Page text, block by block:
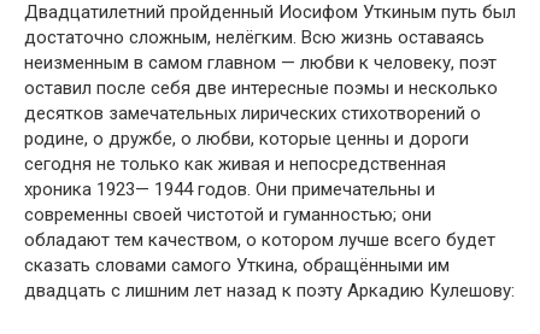
Двадцатилетний пройденный Иосифом Уткиным путь был
достаточно сложным, нелёгким. Всю жизнь оставаясь
неизменным в самом главном — любви к человеку, поэт
оставил после себя две интересные поэмы и несколько
десятков замечательных лирических стихотворений о
родине, о дружбе, о любви, которые ценны и дороги
сегодня не только как живая и непосредственная
хроника 1923— 1944 годов. Они примечательны и
современны своей чистотой и гуманностью; они
обладают тем качеством, о котором лучше всего будет
сказать словами самого Уткина, обращёнными им
двадцать с лишним лет назад к поэту Аркадию Кулешову: